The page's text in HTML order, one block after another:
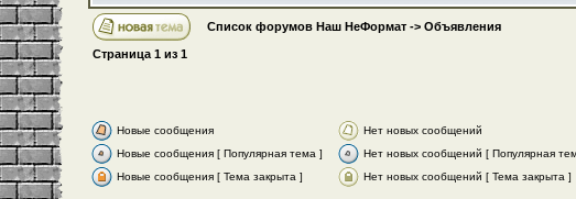
Список форумов Наш НеФормат-> Объявления
Страница 1из 1
Новые сообщения Нет новых сообщений
Новые сообщения [ Популярная тема ]
Нет новых сообщений [ Популярная
Новые сообщения [ Тема закрыта ]
Нет новых сообщений [ Тема закрыта ]